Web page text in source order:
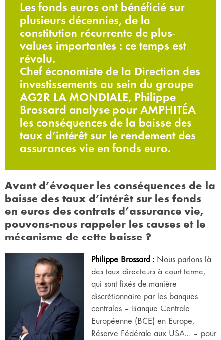
Les fonds euros ont bénéficié sur
plusieurs décennies, de la
constitution récurrente de plus-
values importantes : ce temps est
révolu.
Chef économiste de la Direction des
investissements au sein du groupe
AG2R LA MONDIALE, Philippe
Brossard analyse pour AMPHITÉA
les conséquences de la baisse des
taux d’intérêt sur le rendement des
assurances vie en fonds euro.
Avant d’évoquer les conséquences de la
baisse des taux d’intérêt sur les fonds
en euros des contrats d’assurance vie,
pouvons-nous rappeler les causes et le
mécanisme de cette baisse ?
Philippe Brossard : Nous parlons là
des taux directeurs à court terme,
qui sont fixés de manière
discrétionnaire par les banques
centrales – Banque Centrale
Européenne (BCE) en Europe,
Réserve Fédérale aux USA… – pour